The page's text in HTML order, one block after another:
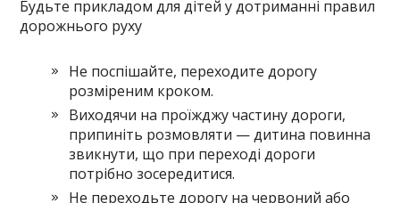
Будьте прикладом для дітей у дотриманні правил
дорожнього руху
Не поспішайте, переходите дорогу
розміреним кроком.
Виходячи на проїжджу частину дороги,
припиніть розмовляти — дитина повинна
звикнути, що при переході дороги
потрібно зосередитися.
Не переходьте дорогу на червоний або